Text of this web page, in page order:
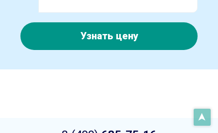
Узнать цену
➤